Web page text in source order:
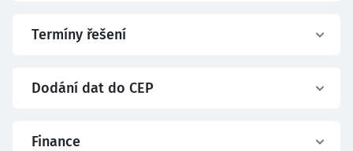
Termíny řešení
Dodání dat do CEP
Finance